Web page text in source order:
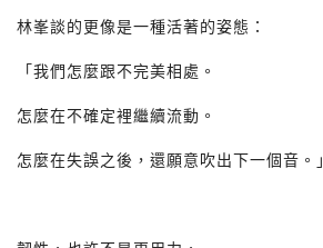
林峯談的更像是一種活著的姿態：
「我們怎麼跟不完美相處。
怎麼在不確定裡繼續流動。
怎麼在失誤之後，還願意吹出下一個音。」